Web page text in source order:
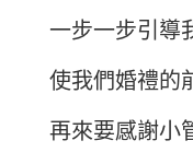
一步一步引導
使我們婚禮的
再來要感謝小